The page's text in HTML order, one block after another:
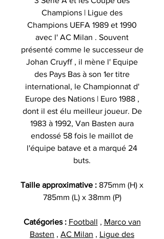
Champions | Ligue des
Champions UEFA 1989 et 1990
avec l' AC Milan . Souvent
présenté comme le successeur de
Johan Cruyff , il mène l' Equipe
des Pays Bas à son 1er titre
international, le Championnat d'
Europe des Nations | Euro 1988 ,
dont il est élu meilleur joueur. De
1983 à 1992, Van Basten aura
endossé 58 fois le maillot de
l'équipe batave et a marqué 24
buts.
Taille approximative : 875mm (H) x
785mm (L) x 38mm (P)
Catégories : Football , Marco van
Basten , AC Milan , Ligue des